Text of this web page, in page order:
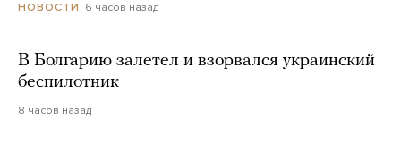
НОВОСТИ 6 часов назад
В Болгарию залетел и взорвался украинский
беспилотник
8 часов назад